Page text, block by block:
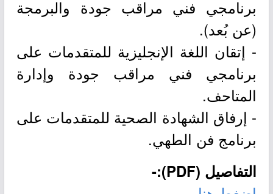
برنامجي فني مراقب جودة والبرمجة
(عن بُعد).
- إتقان اللغة الإنجليزية للمتقدمات على
برنامجي فني مراقب جودة وإدارة
المتاحف.
- إرفاق الشهادة الصحية للمتقدمات على
برنامج فن الطهي.
التفاصيل (PDF):-